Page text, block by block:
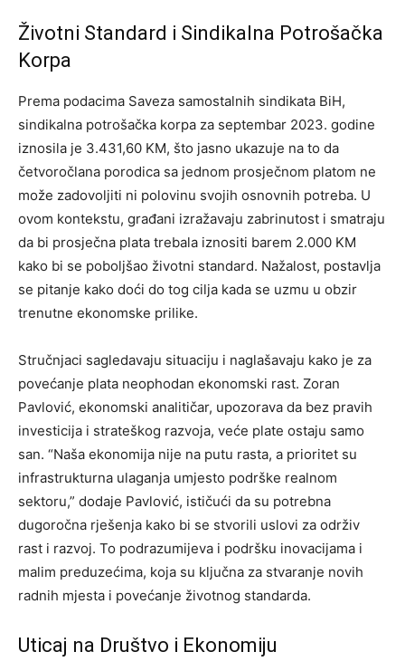
Životni Standard i Sindikalna Potrošačka
Korpa
Prema podacima Saveza samostalnih sindikata BiH,
sindikalna potrošačka korpa za septembar 2023. godine
iznosila je 3.431,60 KM, što jasno ukazuje na to da
četvoročlana porodica sa jednom prosječnom platom ne
može zadovoljiti ni polovinu svojih osnovnih potreba. U
ovom kontekstu, građani izražavaju zabrinutost i smatraju
da bi prosječna plata trebala iznositi barem 2.000 KM
kako bi se poboljšao životni standard. Nažalost, postavlja
se pitanje kako doći do tog cilja kada se uzmu u obzir
trenutne ekonomske prilike.
Stručnjaci sagledavaju situaciju i naglašavaju kako je za
povećanje plata neophodan ekonomski rast. Zoran
Pavlović, ekonomski analitičar, upozorava da bez pravih
investicija i strateškog razvoja, veće plate ostaju samo
san. “Naša ekonomija nije na putu rasta, a prioritet su
infrastrukturna ulaganja umjesto podrške realnom
sektoru,” dodaje Pavlović, ističući da su potrebna
dugoročna rješenja kako bi se stvorili uslovi za održiv
rast i razvoj. To podrazumijeva i podršku inovacijama i
malim preduzećima, koja su ključna za stvaranje novih
radnih mjesta i povećanje životnog standarda.
Uticaj na Društvo i Ekonomiju